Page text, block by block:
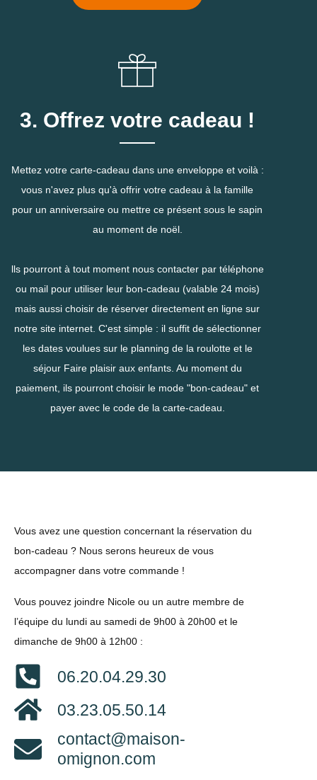
3. Offrez votre cadeau !
Mettez votre carte-cadeau dans une enveloppe et voilà :
vous n'avez plus qu'à offrir votre cadeau à la famille
pour un anniversaire ou mettre ce présent sous le sapin
au moment de noël.
lls pourront à tout moment nous contacter par téléphone
ou mail pour utiliser leur bon-cadeau (valable 24 mois)
mais aussi choisir de réserver directement en ligne sur
notre site internet. C'est simple : il suffit de sélectionner
les dates voulues sur le planning de la roulotte et le
séjour Faire plaisir aux enfants. Au moment du
paiement, ils pourront choisir le mode "bon-cadeau" et
Vous avez une question concernant la réservation du
bon-cadeau ? Nous serons heureux de vous
accompagner dans votre commande !
Vous pouvez joindre Nicole ou un autre membre de
l’équipe du lundi au samedi de 9h00 à 20h00 et le
dimanche de 9h00 à 12h00 :
06.20.04.29.30
03.23.05.50.14
contact@maison-
omignon.com